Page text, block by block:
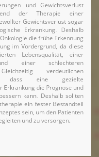
und Gewichtsverlust
der Therapie einer
Gewichtsverlust sogar
Erkrankung. Deshalb
die frühe Erkennung
im Vordergrund, da diese
Lebensqualität, einer
einer schlechteren
verdeutlichen
dass eine gezielte
Erkrankung die Prognose und
kann. Deshalb sollten
ein fester Bestandteil
sein, um den Patienten
und zu versorgen.